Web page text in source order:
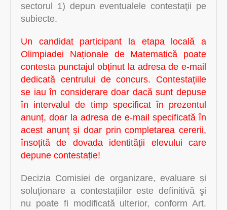
sectorul 1) depun eventualele contestaţii pe
subiecte.
Un candidat participant la etapa locală a
Olimpiadei Naționale de Matematică poate
contesta punctajul obținut la adresa de e-mail
dedicată centrului de concurs. Contestațiile
se iau în considerare doar dacă sunt depuse
în intervalul de timp specificat în prezentul
anunț, doar la adresa de e-mail specificată în
acest anunț și doar prin completarea cererii,
însoțită de dovada identității elevului care
depune contestație!
Decizia Comisiei de organizare, evaluare și
soluționare a contestațiilor este definitivă şi
nu poate fi modificată ulterior, conform Art.